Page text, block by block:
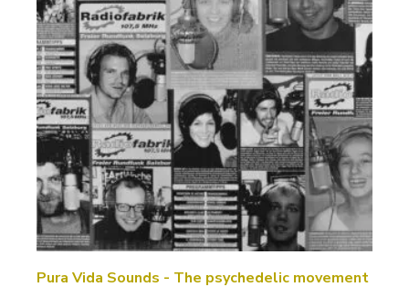
Pura Vida Sounds - The psychedelic movement